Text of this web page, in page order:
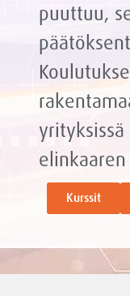
puuttuu,
Kurssit